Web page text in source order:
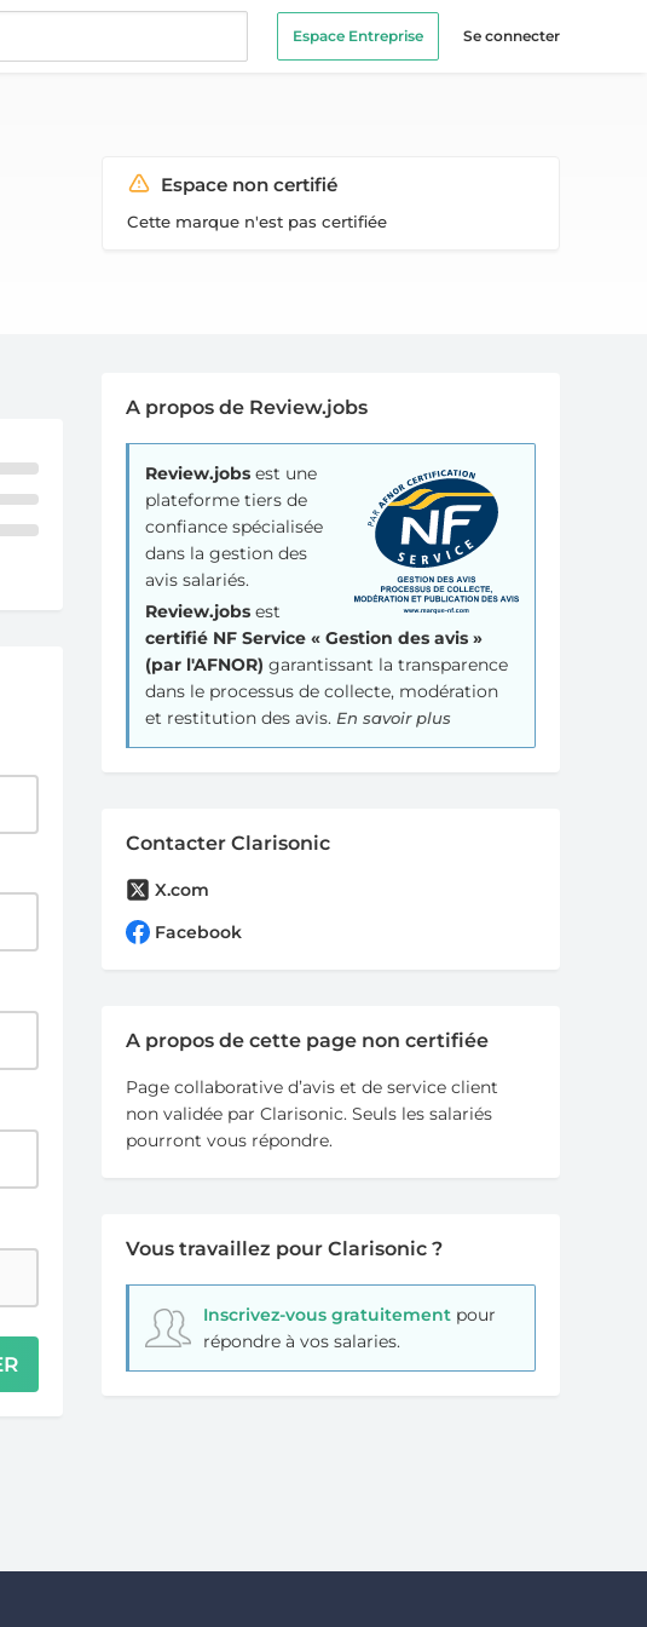
Espace Entreprise Se connecter
Espace non certifié
Cette marque n'est pas certifiée
A propos de Review.jobs
Review.jobs est une
plateforme tiers de
confiance spécialisée
dans la gestion des
avis salariés.
Review.jobs est
certifié NF Service « Gestion des avis »
(par l'AFNOR) garantissant la transparence
dans le processus de collecte, modération
et restitution des avis.En savoir plus
Contacter Clarisonic
X.com
Facebook
A propos de cette page non certifiée
Page collaborative d’avis et de service client
non validée par Clarisonic. Seuls les salariés
pourront vous répondre.
Vous travaillez pour Clarisonic ?
Inscrivez-vous gratuitementpour
répondre à vos salaries.